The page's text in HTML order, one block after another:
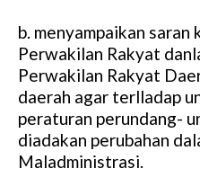
b. menyampaikan saran
Perwakilan Rakyat
Perwakilan Rakyat
daerah agar terlladap
peraturan perundang-
diadakan perubahan
Maladministrasi.